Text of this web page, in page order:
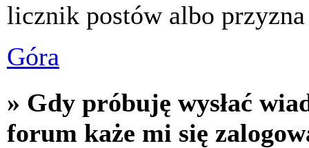
licznik postów albo
Góra
» Gdy próbuję wysłać
forum każe mi się